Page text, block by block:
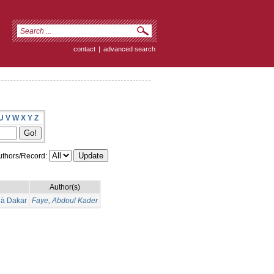
contact | advanced search
V W X Y Z
Record:
Author(s)
Dakar
Faye, Abdoul Kader